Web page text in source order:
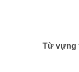
Từ vựng